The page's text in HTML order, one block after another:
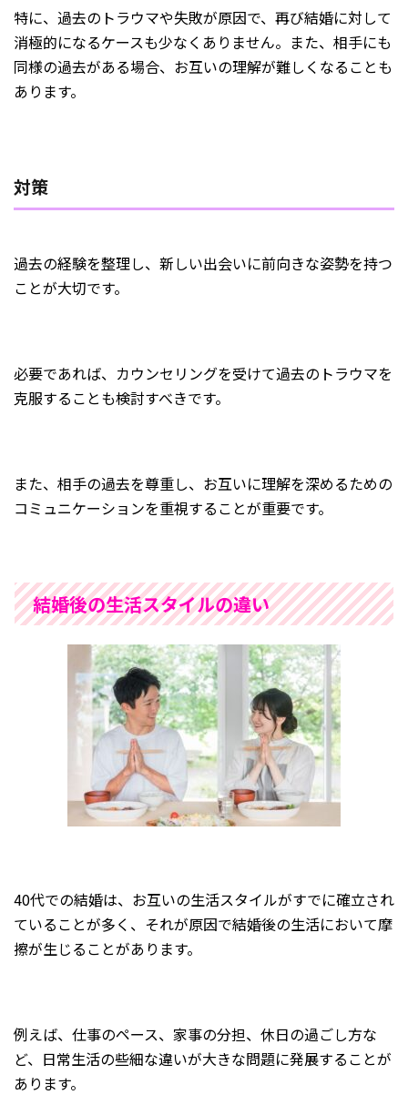
特に、過去のトラウマや失敗が原因で、再び結婚に対して
消極的になるケースも少なくありません。また、相手にも
同様の過去がある場合、お互いの理解が難しくなることも
あります。
対策
過去の経験を整理し、新しい出会いに前向きな姿勢を持つ
ことが大切です。
必要であれば、カウンセリングを受けて過去のトラウマを
克服することも検討すべきです。
また、相手の過去を尊重し、お互いに理解を深めるための
コミュニケーションを重視することが重要です。
結婚後の生活スタイルの違い
40代での結婚は、お互いの生活スタイルがすでに確立され
ていることが多く、それが原因で結婚後の生活において摩
擦が生じることがあります。
例えば、仕事のペース、家事の分担、休日の過ごし方な
ど、日常生活の些細な違いが大きな問題に発展することが
あります。